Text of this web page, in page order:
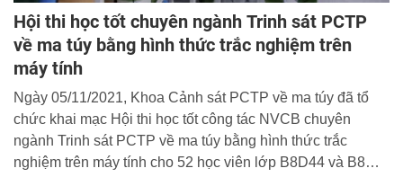
Hội thi học tốt chuyên ngành Trinh sát PCTP
về ma túy bằng hình thức trắc nghiệm trên
máy tính
Ngày 05/11/2021, Khoa Cảnh sát PCTP về ma túy đã tổ
chức khai mạc Hội thi học tốt công tác NVCB chuyên
ngành Trinh sát PCTP về ma túy bằng hình thức trắc
nghiệm trên máy tính cho 52 học viên lớp B8D44 và B8